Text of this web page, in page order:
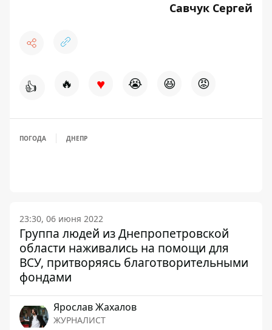
Савчук Сергей
👍 🔥 ♥ 😭 😆 😡
ПОГОДА ДНЕПР
23:30, 06 июня 2022
Группа людей из Днепропетровской
области наживались на помощи для
ВСУ, притворяясь благотворительными
фондами
Ярослав Жахалов
ЖУРНАЛИСТ